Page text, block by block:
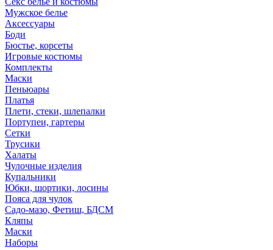
Мужское белье
Аксессуары
Боди
Бюстье, корсеты
Игровые костюмы
Комплекты
Маски
Пеньюары
Платья
Плети, стеки, шлепалки
Портупеи, гартеры
Сетки
Трусики
Халаты
Чулочные изделия
Купальники
Юбки, шортики, лосины
Пояса для чулок
Садо-мазо, Фетиш, БДСМ
Кляпы
Маски
Наборы